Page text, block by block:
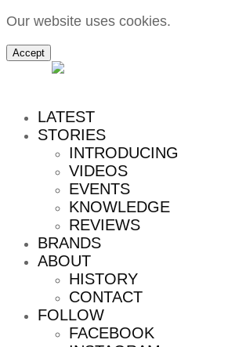
Our website uses cookies.
Accept
LATEST
STORIES
INTRODUCING
VIDEOS
EVENTS
KNOWLEDGE
REVIEWS
BRANDS
ABOUT
HISTORY
CONTACT
FOLLOW
FACEBOOK